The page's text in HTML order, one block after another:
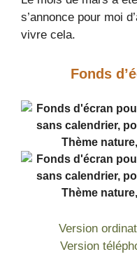
s’annonce pour moi
vivre cela.
Fonds
Version
Version